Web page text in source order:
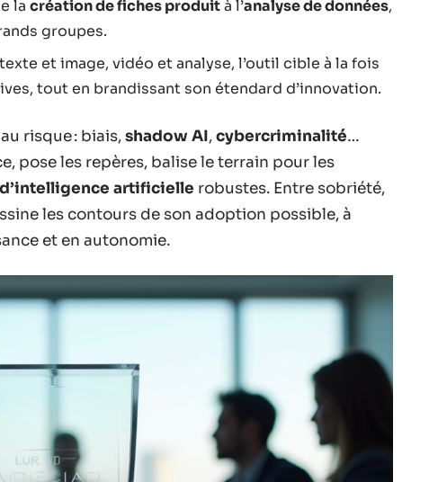
la création de fiches produità l’analyse de données,
groupes.
et image, vidéo et analyse, l’outil cible à la fois
tout en brandissant son étendard d’innovation.
risque : biais,shadow AI,cybercriminalité…
pose les repères, balise le terrain pour les
artificielle robustes. Entre sobriété,
les contours de son adoption possible, à
et en autonomie.